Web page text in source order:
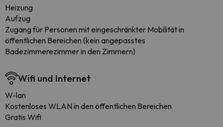
Heizung
Aufzug
Zugang für Personen mit eingeschränkter Mobilität in
öffentlichen Bereichen (kein angepasstes
Badezimmerezimmer in den Zimmern)
Wifi und Internet
W-lan
Kostenloses WLAN in den öffentlichen Bereichen
Gratis Wifi